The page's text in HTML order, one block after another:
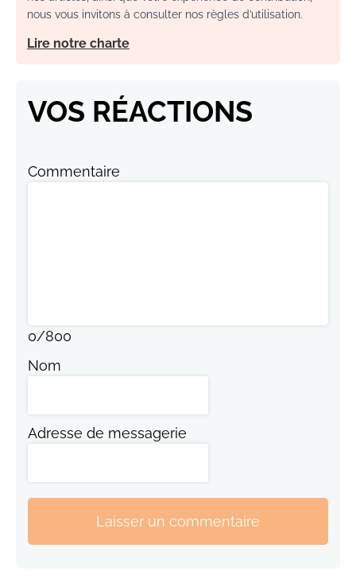
nous vous invitons à consulter nos règles d’utilisation.
Lire notre charte
VOS RÉACTIONS
Commentaire
0/800
Nom
Adresse de messagerie
Laisser un commentaire